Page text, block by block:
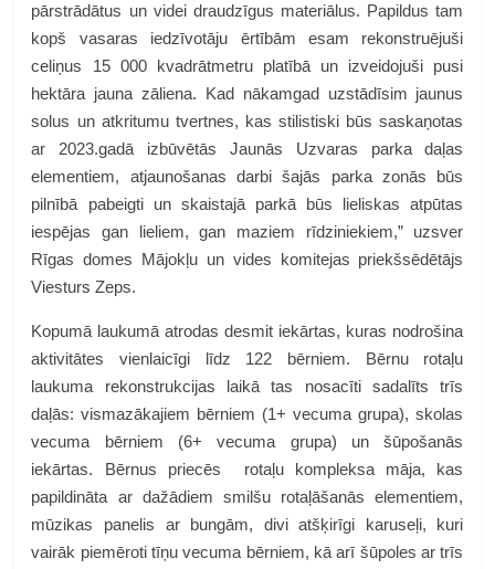
pārstrādātus un videi draudzīgus materiālus. Papildus tam
kopš vasaras iedzīvotāju ērtībām esam rekonstruējuši
celiņus 15 000 kvadrātmetru platībā un izveidojuši pusi
hektāra jauna zāliena. Kad nākamgad uzstādīsim jaunus
solus un atkritumu tvertnes, kas stilistiski būs saskaņotas
ar 2023.gadā izbūvētās Jaunās Uzvaras parka daļas
elementiem, atjaunošanas darbi šajās parka zonās būs
pilnībā pabeigti un skaistajā parkā būs lieliskas atpūtas
iespējas gan lieliem, gan maziem rīdziniekiem,” uzsver
Rīgas domes Mājokļu un vides komitejas priekšsēdētājs
Viesturs Zeps.
Kopumā laukumā atrodas desmit iekārtas, kuras nodrošina
aktivitātes vienlaicīgi līdz 122 bērniem. Bērnu rotaļu
laukuma rekonstrukcijas laikā tas nosacīti sadalīts trīs
daļās: vismazākajiem bērniem (1+ vecuma grupa), skolas
vecuma bērniem (6+ vecuma grupa) un šūpošanās
iekārtas. Bērnus priecēs rotaļu kompleksa māja, kas
papildināta ar dažādiem smilšu rotaļāšanās elementiem,
mūzikas panelis ar bungām, divi atšķirīgi karuseļi, kuri
vairāk piemēroti tīņu vecuma bērniem, kā arī šūpoles ar trīs